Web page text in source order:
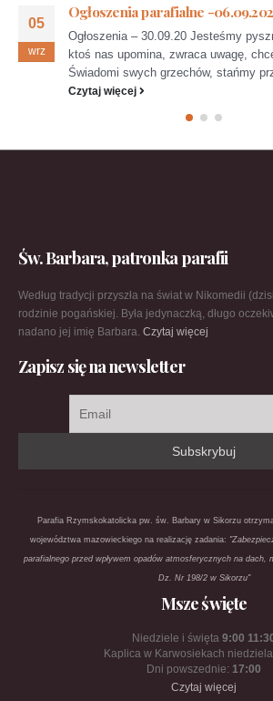
05
wrz
Ogłoszenia parafialne -
Ogłoszenia – 30.09.20 Jesteśmy
ktoś nas upomina, zwraca uwagę,
Świadomi swych grzechów, stańmy
Czytaj więcej
Św. Barbara, patronka parafii
Według tradycji przyszła na świat w Nikomedii
rodzinie pogańskiej. Była jedynaczką, długo
nadano jej imię Barbara. Czytaj więcej
Zapisz się na newsletter
Parafia Rzymskokatolicka pw. św. Barbary w Sikorzu
województwa mazowieckiego na realizację zadania:
parafialnego przed wpływem opadów atmosferycznych na dach,
Dz. Nr 198/2 w Sikorzu"
Msze święte
Niedziele i święta 9:00
Kaplica w Karwosiekach niedziela
Dni powszednie: 17:00
Czytaj więcej